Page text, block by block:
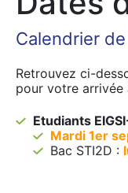
Calendrier
Retrouvez ci-
pour votre arrivée
Etudiants
Mardi 1er
Bac STI2D :